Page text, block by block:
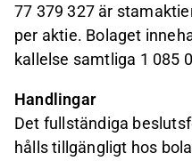
77 379 327 är
per aktie. Bolaget
kallelse samtliga 1 085
Handlingar
Det fullständiga
hålls tillgängligt hos